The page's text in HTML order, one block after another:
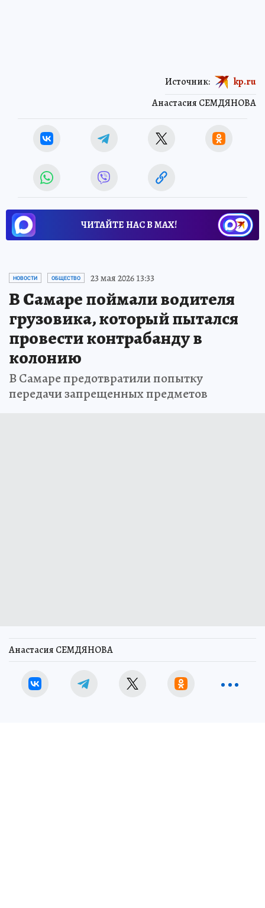
Анастасия СЕМДЯНОВА
Источник: kp.ru
ЧИТАЙТЕ НАС В МАХ!
НОВОСТИ ОБЩЕСТВО 23 мая 2026 13:33
В Самаре поймали водителя
грузовика, который пытался
провести контрабанду в
колонию
В Самаре предотвратили попытку
передачи запрещенных предметов
Анастасия СЕМДЯНОВА